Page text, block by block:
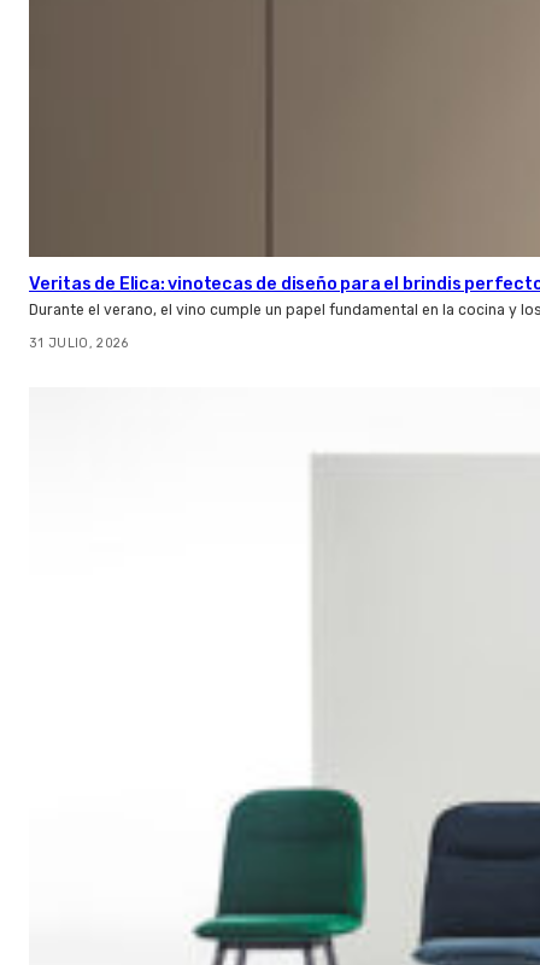
Veritas de Elica: vinotecas de diseño para el brindis
Durante el verano, el vino cumple un papel fundamental en la cocina y
31 JULIO, 2026